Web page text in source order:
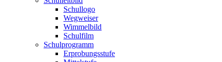
Schullogo
Wegweiser
Wimmelbild
Schulfilm
Schulprogramm
Erprobungsstufe